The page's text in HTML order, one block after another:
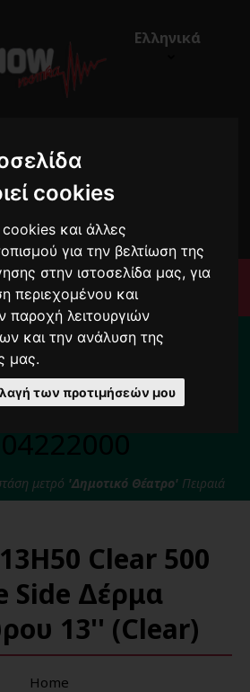
cookies
και άλλες
για την βελτίωση της
στην ιστοσελίδα μας, για
περιεχομένου και
παροχή λειτουργιών
και την ανάλυση της
μας.
των προτιμήσεών μου
Ελληνικά
από 10/8 ως 24/8 οι
σας ενδέχεται να
!
καλέστε μας στο:
μετρό 'Δημοτικό Θέατρο'Πειραιά
Clear 500
Side Δέρμα
13'' (Clear)
Home